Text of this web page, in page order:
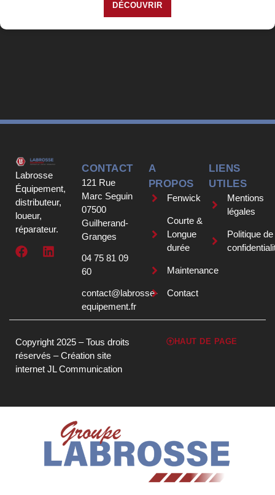
DÉCOUVRIR
Labrosse
Équipement,
distributeur,
loueur,
réparateur.
CONTACT
121 Rue
Marc Seguin
07500
Guilherand-
Granges
04 75 81 09
60
contact@labrosse-
equipement.fr
A
PROPOS
Fenwick
Courte &
Longue
durée
Maintenance
Contact
LIENS
UTILES
Mentions
légales
Politique de
Copyright 2025 – Tous droits
réservés –Création site
internet JL Communication
HAUT DE PAGE